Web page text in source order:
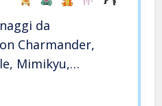
da
Charmander,
Mimikyu,
Espeon,